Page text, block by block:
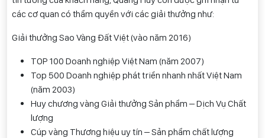
các cơ quan có thẩm quyền với các giải thưởng như:
Giải thưởng Sao Vàng Đất Việt (vào năm 2016)
TOP 100 Doanh nghiệp Việt Nam (năm 2007)
Top 500 Doanh nghiệp phát triển nhanh nhất Việt Nam
(năm 2003)
Huy chương vàng Giải thưởng Sản phẩm – Dịch Vụ Chất
lượng
Cúp vàng Thương hiệu uy tín – Sản phẩm chất lượng